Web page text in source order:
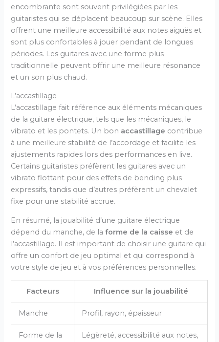
encombrante sont souvent privilégiées par les
guitaristes qui se déplacent beaucoup sur scène. Elles
offrent une meilleure accessibilité aux notes aiguës et
sont plus confortables à jouer pendant de longues
périodes. Les guitares avec une forme plus
traditionnelle peuvent offrir une meilleure résonance
et un son plus chaud.
L’accastillage
L’accastillage fait référence aux éléments mécaniques
de la guitare électrique, tels que les mécaniques, le
vibrato et les pontets. Un bon accastillage contribue
à une meilleure stabilité de l’accordage et facilite les
ajustements rapides lors des performances en live.
Certains guitaristes préfèrent les guitares avec un
vibrato flottant pour des effets de bending plus
expressifs, tandis que d’autres préfèrent un chevalet
fixe pour une stabilité accrue.
En résumé, la jouabilité d’une guitare électrique
dépend du manche, de laforme de la caisse et de
l’accastillage. Il est important de choisir une guitare qui
offre un confort de jeu optimal et qui correspond à
votre style de jeu et à vos préférences personnelles.
Facteurs Influence sur la jouabilité
Manche Profil, rayon, épaisseur
Forme de la
Légèreté, accessibilité aux notes,